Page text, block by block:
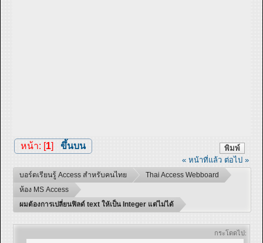
พิมพ์
หน้า: [1] ขึ้นบน
« หน้าที่แล้ว ต่อไป »
บอร์ดเรียนรู้ Access สำหรับคนไทย
Thai Access Webboard
ห้อง MS Access
ผมต้องการเปลี่ยนฟิลด์ text ให้เป็น Integer แต่ไม่ได้
กระโดดไป: